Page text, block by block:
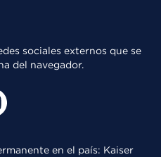
sociales externos que se
del navegador.
en el país: Kaiser